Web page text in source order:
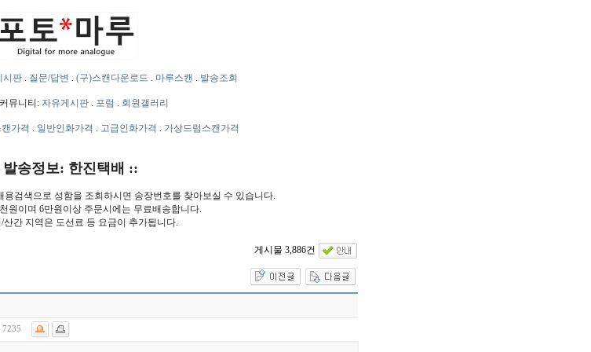
시판. 질문/답변 . (구)스캔다운로드 . 마루스캔 . 발송조회
뮤니티: 자유게시판. 포럼 . 회원갤러리
가격 . 일반인화가격 . 고급인화가격 . 가상드럼스캔가격
송정보: 한진택배 ::
검색으로 성함을 조회하시면 송장번호를 찾아보실 수 있습니다.
원이며 6만원이상 주문시에는 무료배송합니다.
산간 지역은 도선료 등 요금이 추가됩니다.
게시물 3,886건
7235